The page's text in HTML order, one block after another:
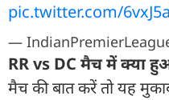
pic.twitter.com/
—
RR vs DC मैच में क्या
मैच की बात करें तो यह